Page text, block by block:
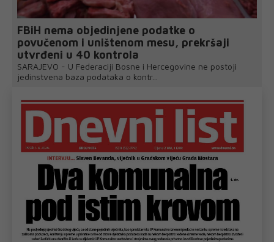
FBiH nema objedinjene podatke o
povučenom i uništenom mesu, prekršaji
utvrđeni u 40 kontrola
SARAJEVO - U Federaciji Bosne i Hercegovine ne postoji
jedinstvena baza podataka o kontr...